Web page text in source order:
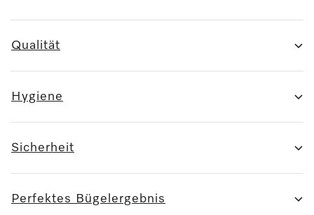
Qualität
Hygiene
Sicherheit
Perfektes Bügelergebnis